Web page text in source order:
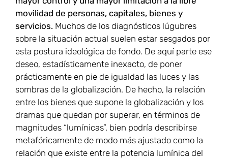
movilidad de personas, capitales, bienes y
servicios. Muchos de los diagnósticos lúgubres
sobre la situación actual suelen estar sesgados por
esta postura ideológica de fondo. De aquí parte ese
deseo, estadísticamente inexacto, de poner
prácticamente en pie de igualdad las luces y las
sombras de la globalización. De hecho, la relación
entre los bienes que supone la globalización y los
dramas que quedan por superar, en términos de
magnitudes “lumínicas”, bien podría describirse
metafóricamente de modo más ajustado como la
relación que existe entre la potencia lumínica del